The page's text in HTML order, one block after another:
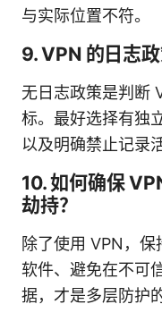
与实际位置不符。
9. VPN 的日志
无日志政策是判断
标。最好选择有独
以及明确禁止记录
10. 如何确保
劫持？
除了使用 VPN，
软件、避免在不可
据，才是多层防护